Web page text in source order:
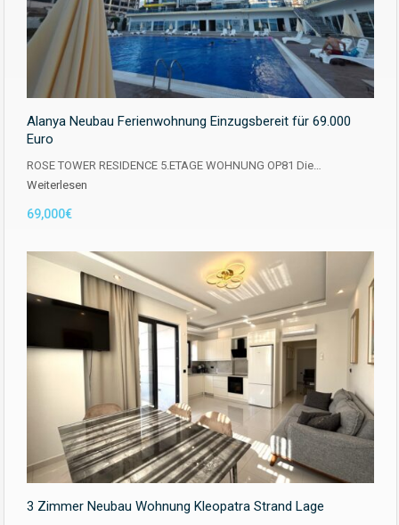
Alanya Neubau Ferienwohnung Einzugsbereit für 69.000
Euro
ROSE TOWER RESIDENCE 5.ETAGE WOHNUNG OP81 Die…
Weiterlesen
69,000€
3 Zimmer Neubau Wohnung Kleopatra Strand Lage